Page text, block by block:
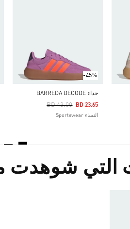
-45%
حذاء BARREDA DECODE
Price Reduced From
BD 43.00
To BD 23.65
النساء Sportswear
التي شوهدت